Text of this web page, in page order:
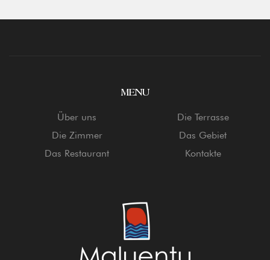
MENU
Über uns
Die Zimmer
Das Restaurant
Die Terrasse
Das Gebiet
Kontakte